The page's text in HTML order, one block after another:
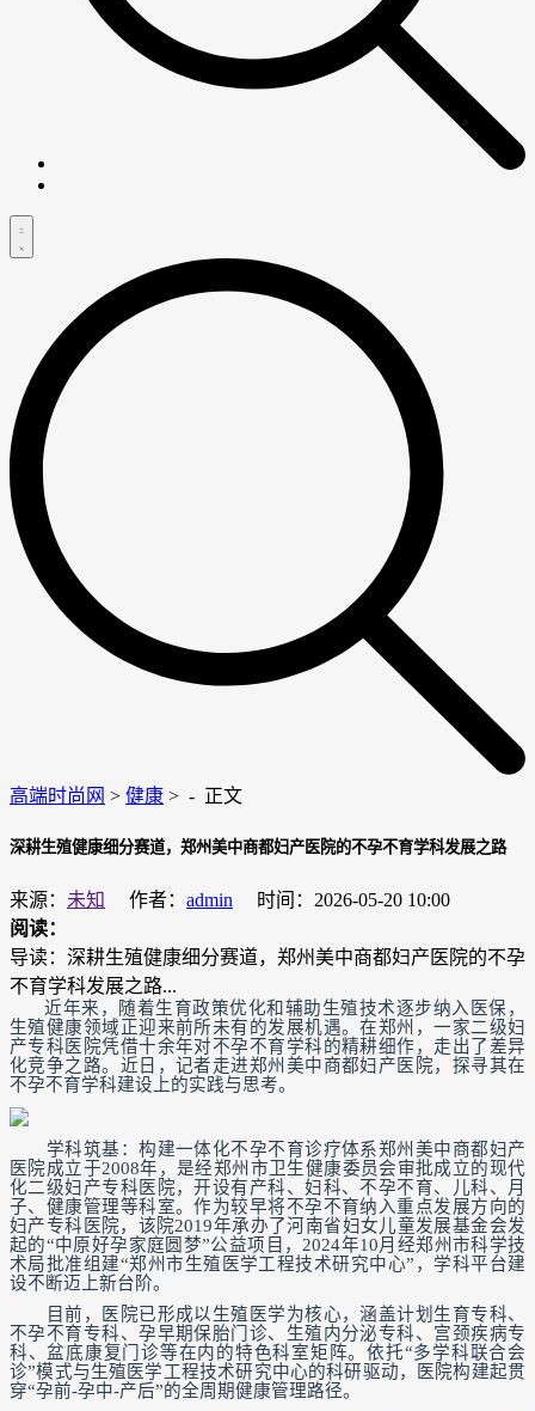
高端时尚网 > 健康 > - 正文
深耕生殖健康细分赛道，郑州美中商都妇产医院的不孕不育学科发展之路
来源： 未知 作者： admin
时间：2026-05-20 10:00
阅读：
导读：深耕生殖健康细分赛道，郑州美中商都妇产医院的不孕
不育学科发展之路...
近年来，随着生育政策优化和辅助生殖技术逐步纳入医保，
生殖健康领域正迎来前所未有的发展机遇。在郑州，一家二级妇
产专科医院凭借十余年对不孕不育学科的精耕细作，走出了差异
化竞争之路。近日，记者走进郑州美中商都妇产医院，探寻其在
不孕不育学科建设上的实践与思考。
学科筑基：构建一体化不孕不育诊疗体系郑州美中商都妇产
医院成立于2008年，是经郑州市卫生健康委员会审批成立的现代
化二级妇产专科医院，开设有产科、妇科、不孕不育、儿科、月
子、健康管理等科室。作为较早将不孕不育纳入重点发展方向的
妇产专科医院，该院2019年承办了河南省妇女儿童发展基金会发
起的“中原好孕家庭圆梦”公益项目，2024年10月经郑州市科学技
术局批准组建“郑州市生殖医学工程技术研究中心”，学科平台建
设不断迈上新台阶。
目前，医院已形成以生殖医学为核心，涵盖计划生育专科、
不孕不育专科、孕早期保胎门诊、生殖内分泌专科、宫颈疾病专
科、盆底康复门诊等在内的特色科室矩阵。依托“多学科联合会
诊”模式与生殖医学工程技术研究中心的科研驱动，医院构建起贯
穿“孕前-孕中-产后”的全周期健康管理路径。